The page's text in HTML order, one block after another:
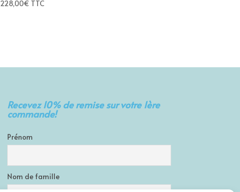
228,00€ TTC
Recevez 10% de remise sur votre 1ère
commande!
Prénom
Nom de famille